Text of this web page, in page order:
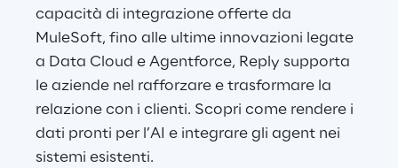
capacità di integrazione offerte da
MuleSoft, fino alle ultime innovazioni legate
a Data Cloud e Agentforce, Reply supporta
le aziende nel rafforzare e trasformare la
relazione con i clienti. Scopri come rendere i
dati pronti per l’AI e integrare gli agent nei
sistemi esistenti.